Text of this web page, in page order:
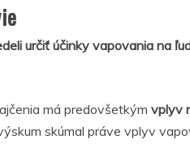
určiť účinky vapovania na
má predovšetkým vplyv
skúmal práve vplyv